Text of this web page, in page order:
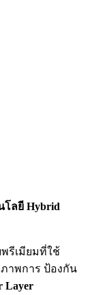
โลยี Hybrid
รีเมียมที่ใช้
าพการ ป้องกัน
Layer